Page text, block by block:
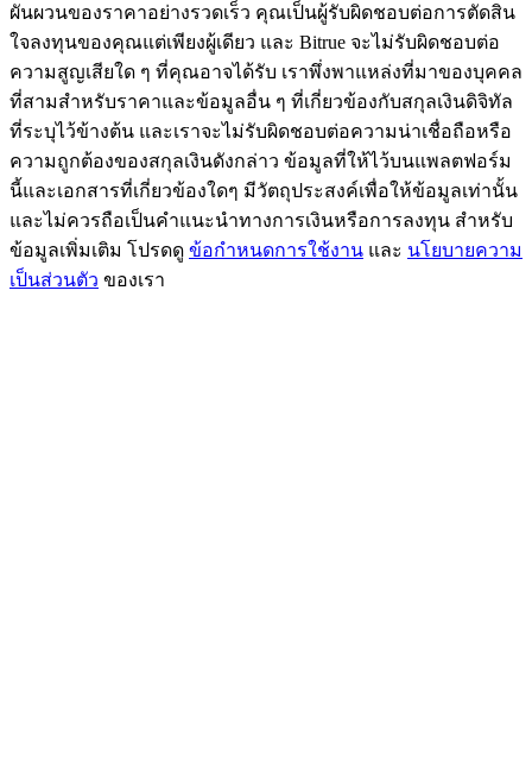
กิจกรรมเพิ่มเติม
รับรางวัลและสิทธิพิเศษสุดพิเศษ
ศูนย์รางวัล
เข้าสู่ระบบลงชื่อ
ผันผวนของราคาอย่างรวดเร็ว คุณเป็นผู้รับผิดชอบต่อการตัดสิน
ใจลงทุนของคุณแต่เพียงผู้เดียว และ Bitrue จะไม่รับผิดชอบต่อ
ความสูญเสียใด ๆ ที่คุณอาจได้รับ เราพึ่งพาแหล่งที่มาของบุคคล
ที่สามสำหรับราคาและข้อมูลอื่น ๆ ที่เกี่ยวข้องกับสกุลเงินดิจิทัล
ที่ระบุไว้ข้างต้น และเราจะไม่รับผิดชอบต่อความน่าเชื่อถือหรือ
ความถูกต้องของสกุลเงินดังกล่าว ข้อมูลที่ให้ไว้บนแพลตฟอร์ม
นี้และเอกสารที่เกี่ยวข้องใดๆ มีวัตถุประสงค์เพื่อให้ข้อมูลเท่านั้น
และไม่ควรถือเป็นคำแนะนำทางการเงินหรือการลงทุน สำหรับ
ข้อมูลเพิ่มเติม โปรดดู ข้อกำหนดการใช้งาน และ นโยบายความ
เป็นส่วนตัว ของเรา